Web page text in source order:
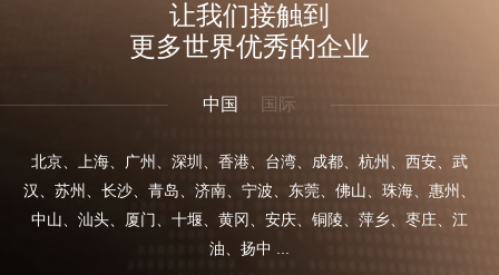
让我们接触到
更多世界优秀的企业
中国 国际
北京、上海、广州、深圳、香港、台湾、成都、杭州、西安、武
汉、苏州、长沙、青岛、济南、宁波、东莞、佛山、珠海、惠州、
中山、汕头、厦门、十堰、黄冈、安庆、铜陵、萍乡、枣庄、江
油、扬中 ...